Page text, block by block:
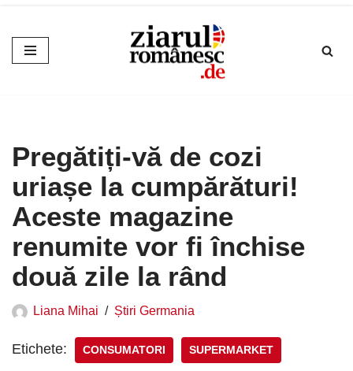
Sari
la
Pregătiți-vă de cozi
uriașe la cumpărături!
Aceste magazine
renumite vor fi închise
două zile la rând
Liana Mihai Știri Germania
Etichete: CONSUMATORI SUPERMARKET